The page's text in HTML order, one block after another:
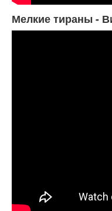
Мелкие тираны -